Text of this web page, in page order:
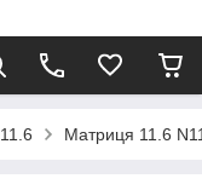
11.6 Матриця 11.6